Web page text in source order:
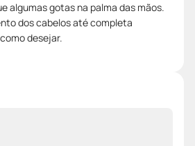
algumas gotas na palma das mãos.
dos cabelos até completa
desejar.